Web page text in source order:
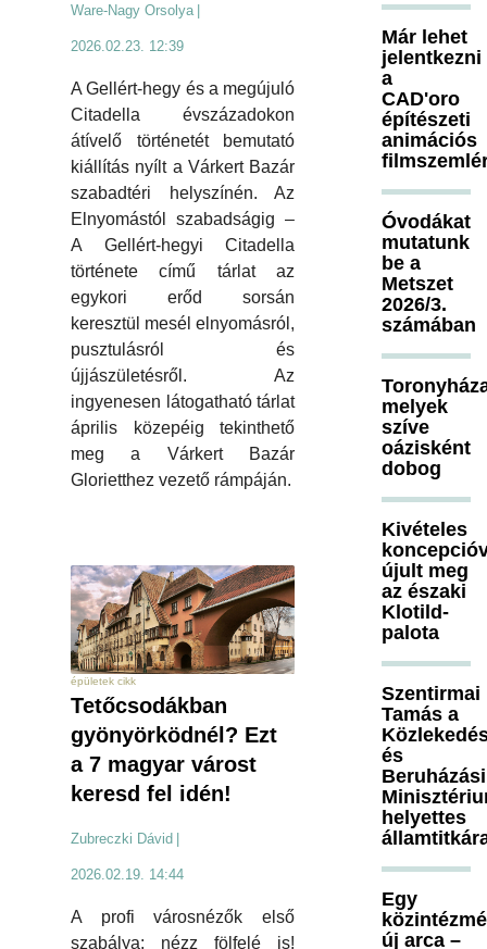
Ware-Nagy Orsolya |
2026.02.23. 12:39
A Gellért-hegy és a megújuló
Citadella évszázadokon
átívelő történetét bemutató
kiállítás nyílt a Várkert Bazár
szabadtéri helyszínén. Az
Elnyomástól szabadságig –
A Gellért-hegyi Citadella
története című tárlat az
egykori erőd sorsán
keresztül mesél elnyomásról,
pusztulásról és
újjászületésről. Az
ingyenesen látogatható tárlat
április közepéig tekinthető
meg a Várkert Bazár
Glorietthez vezető rámpáján.
épületek cikk
Tetőcsodákban
gyönyörködnél? Ezt
a 7 magyar várost
keresd fel idén!
Zubreczki Dávid
2026.02.19. 14:44
A profi városnézők első
szabálya: nézz fölfelé is!
Már lehet
jelentkezni
a
CAD'oro
építészeti
animációs
Óvodákat
mutatunk
be a
Metszet
2026/3.
számában
melyek
szíve
oázisként
dobog
Kivételes
újult meg
az északi
Klotild-
palota
Szentirmai
Tamás a
és
Beruházási
helyettes
Egy
új arca –